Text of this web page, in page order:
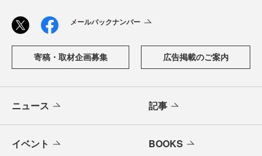
メールバックナンバー
寄稿・取材企画募集 広告掲載のご案内
ニュース 記事
イベント BOOKS